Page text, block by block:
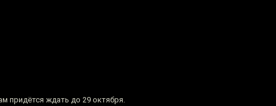
придётся ждать до 29 октября.